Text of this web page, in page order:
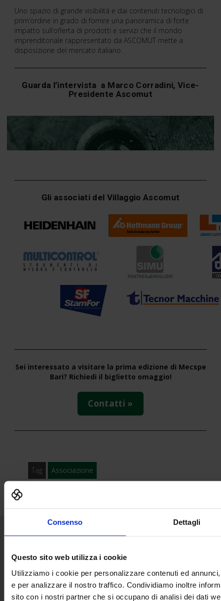
Consenso Dettagli
Questo sito web utilizza i cookie
Utilizziamo i cookie per personalizzare contenuti ed
e per analizzare il nostro traffico. Condividiamo inoltre
sito con i nostri partner che si occupano di analisi dei dati
Uno spazio di grande visibilità e dai contenuti tecnologici di
prim’ordine in grado di fornire una panoramica di forte
impatto sull’offerta di prodotti e servizi che il mondo
imprenditoriale rappresentato da ASCOMUT mette a
disposizione del mercato italiano.
Guarda l’intervista a Marco Corradini, Vice-
Presidente Ascomut
Gli associati del Villaggio Ascomut
Sei interessato a visitare la prima edizione di Mecspe
Bari? Richiedi il biglietto omaggio!
Contatti »
Tag Associazione
20157 | Milano | Italia
Progetto e Direzione